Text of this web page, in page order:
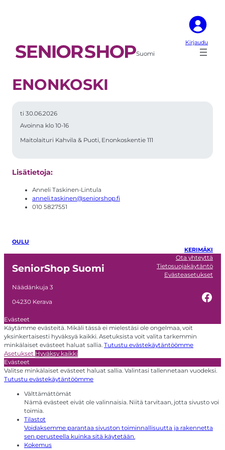
Suomi
Kirjaudu
ENONKOSKI
ti 30.06.2026
Avoinna klo 10-16
Maitolaituri Kahvila & Puoti, Enonkoskentie 111
Lisätietoja:
Anneli Taskinen-Lintula
anneli.taskinen@seniorshop.fi
010 5827551
OULU
KERIMÄKI
SeniorShop Suomi
Näädänkuja 3
04230 Kerava
Ota yhteyttä
Tietosuojakäytäntö
Evästeasetukset
Evästeet
Käytämme evästeitä. Mikäli tässä ei mielestäsi ole ongelmaa, voit
yksinkertaisesti hyväksyä kaikki. Asetuksista voit valita tarkemmin
minkälaiset evästeet haluat sallia. Tutustu evästekäytäntöömme
Asetukset Hyväksy kaikki
Evästeet
Valitse minkälaiset evästeet haluat sallia. Valintasi tallennetaan vuodeksi.
Tutustu evästekäytäntöömme
Välttämättömät
Nämä evästeet eivät ole valinnaisia. Niitä tarvitaan, jotta sivusto voi
toimia.
Tilastot
Voidaksemme parantaa sivuston toiminnallisuutta ja rakennetta
sen perusteella kuinka sitä käytetään.
Kokemus